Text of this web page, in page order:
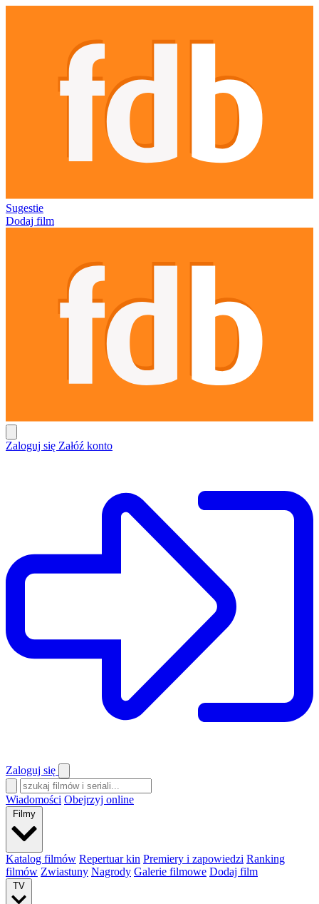
Sugestie
Dodaj film
Zaloguj się Załóź konto
Zaloguj się
Wiadomości Obejrzyj online
Filmy
Katalog filmów Repertuar kin Premiery i zapowiedzi Ranking
filmów Zwiastuny Nagrody Galerie filmowe Dodaj film
TV